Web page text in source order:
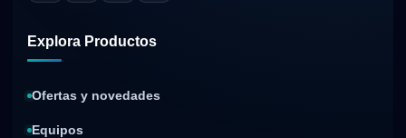
Explora Productos
Ofertas y novedades
Equipos